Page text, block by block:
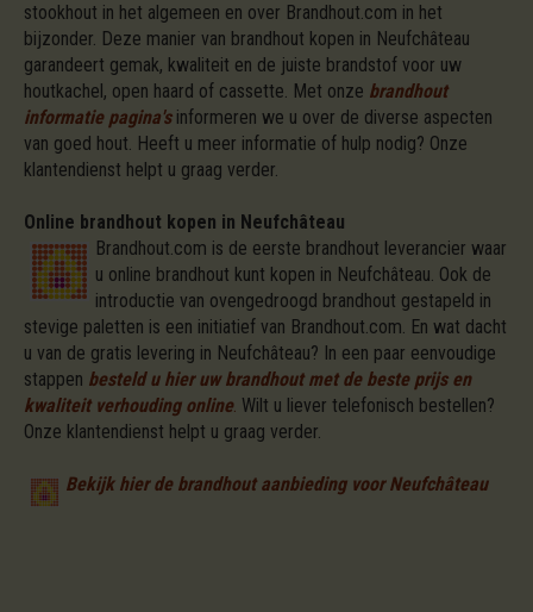
stookhout in het algemeen en over Brandhout.com in het
bijzonder. Deze manier van brandhout kopen in Neufchâteau
garandeert gemak, kwaliteit en de juiste brandstof voor uw
houtkachel, open haard of cassette. Met onze brandhout
informatie pagina'sinformeren we u over de diverse aspecten
van goed hout. Heeft u meer informatie of hulp nodig? Onze
klantendienst helpt u graag verder.
Online brandhout kopen in Neufchâteau
Brandhout.com is de eerste brandhout leverancier waar
u online brandhout kunt kopen in Neufchâteau. Ook de
introductie van ovengedroogd brandhout gestapeld in
stevige paletten is een initiatief van Brandhout.com. En wat dacht
u van de gratis levering in Neufchâteau? In een paar eenvoudige
stappen besteld u hier uw brandhout met de beste prijs en
kwaliteit verhouding online. Wilt u liever telefonisch bestellen?
Onze klantendienst helpt u graag verder.
Bekijk hier de brandhout aanbieding voor Neufchâteau